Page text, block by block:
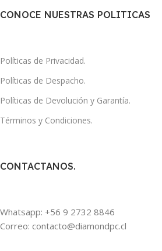
CONOCE NUESTRAS POLITICAS
Políticas de Privacidad.
Políticas de Despacho.
Políticas de Devolución y Garantía.
Términos y Condiciones.
CONTACTANOS.
Whatsapp: +56 9 2732 8846
Correo: contacto@diamondpc.cl